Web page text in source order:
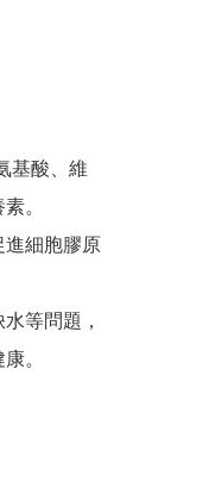
基酸、維
。
進細胞膠原
等問題，
。